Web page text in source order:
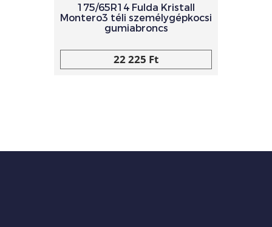
175/65R14 Fulda Kristall
Montero3 téli személygépkocsi
gumiabroncs
22 225 Ft